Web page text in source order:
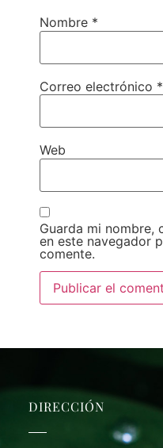
Nombre *
Correo electrónico *
Web
Guarda mi nombre,
en este navegador
comente.
DIRECCIÓN